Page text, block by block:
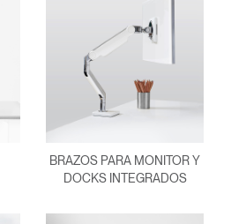
BRAZOS PARA MONITOR Y
DOCKS INTEGRADOS